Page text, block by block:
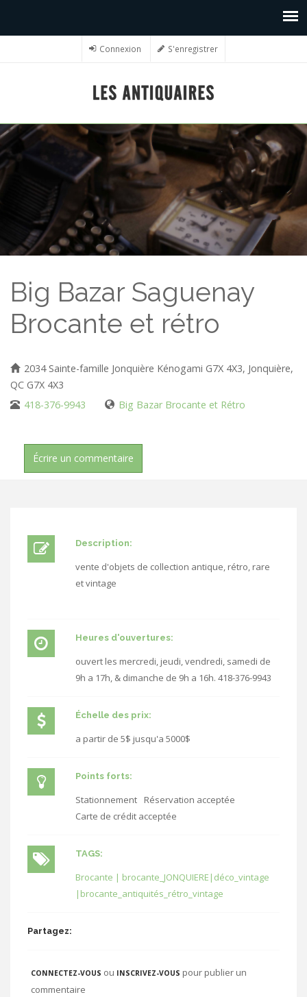
Connexion S'enregistrer
Big Bazar Saguenay
Brocante et rétro
2034 Sainte-famille Jonquière Kénogami G7X 4X3, Jonquière,
QC G7X 4X3
418-376-9943
Big Bazar Brocante et Rétro
Écrire un commentaire
Description:
vente d'objets de collection antique, rétro, rare
et vintage
Heures d'ouvertures:
ouvert les mercredi, jeudi, vendredi, samedi de
9h a 17h, & dimanche de 9h a 16h. 418-376-9943
Échelle des prix:
a partir de 5$ jusqu'a 5000$
Points forts:
Stationnement
Réservation acceptée
Carte de crédit acceptée
TAGS:
Brocante | brocante_JONQUIERE|déco_vintage
|brocante_antiquités_rétro_vintage
Partagez:
CONNECTEZ-VOUS ou INSCRIVEZ-VOUS pour publier un
commentaire